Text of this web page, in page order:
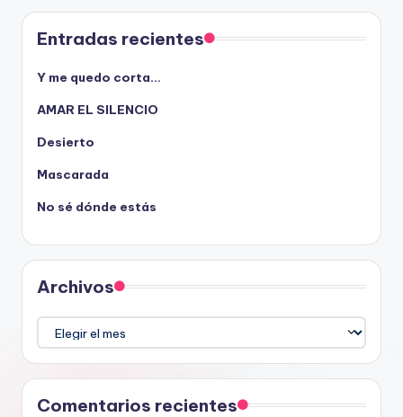
Entradas recientes
Y me quedo corta…
AMAR EL SILENCIO
Desierto
Mascarada
No sé dónde estás
Archivos
Archivos
Comentarios recientes